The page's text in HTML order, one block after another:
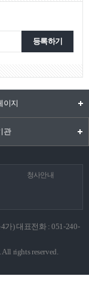
등록하기
이지
관
청사안내
가) 대표전화 : 051-240-
rights reserved.